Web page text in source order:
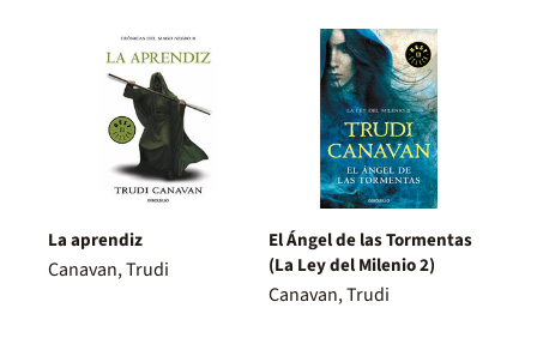
La aprendiz
Canavan, Trudi
El Ángel de las Tormentas
(La Ley del Milenio 2)
Canavan, Trudi